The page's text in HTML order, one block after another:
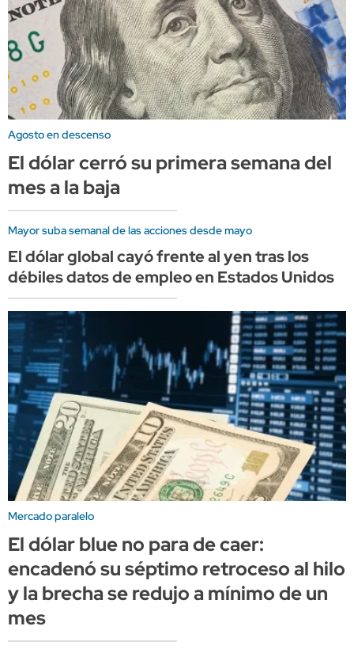
Agosto en descenso
El dólar cerró su primera semana del
mes a la baja
Mayor suba semanal de las acciones desde mayo
El dólar global cayó frente al yen tras los
débiles datos de empleo en Estados Unidos
Mercado paralelo
El dólar blue no para de caer:
encadenó su séptimo retroceso al hilo
y la brecha se redujo a mínimo de un
mes